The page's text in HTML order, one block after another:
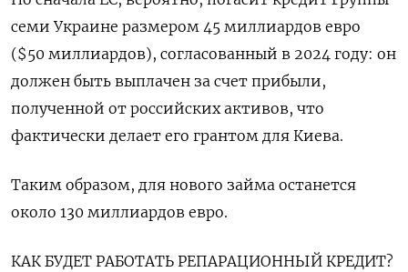
семи Украине размером 45 миллиардов евро
($50 миллиардов), согласованный в 2024 году: он
должен быть выплачен за счет прибыли,
полученной от российских активов, что
фактически делает его грантом для Киева.
Таким образом, для нового займа останется
около 130 миллиардов евро.
КАК БУДЕТ РАБОТАТЬ РЕПАРАЦИОННЫЙ КРЕДИТ?